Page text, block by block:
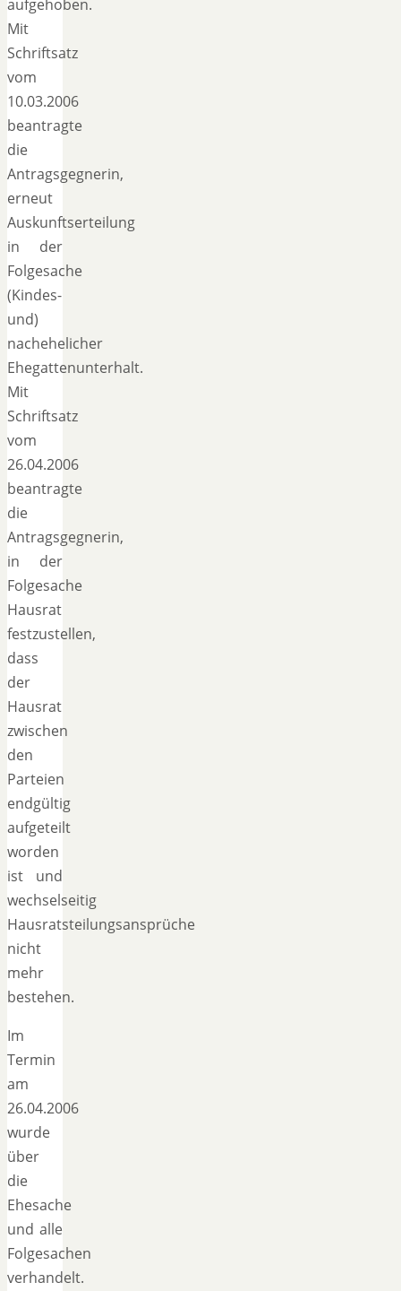
aufgehoben.
Mit
Schriftsatz
vom
10.03.2006
beantragte
die
Antragsgegnerin,
erneut
Auskunftserteilung
in der
Folgesache
(Kindes-
und)
nachehelicher
Ehegattenunterhalt.
Mit
Schriftsatz
vom
26.04.2006
beantragte
die
Antragsgegnerin,
in der
Folgesache
Hausrat
festzustellen,
dass
der
Hausrat
zwischen
den
Parteien
endgültig
aufgeteilt
worden
ist und
wechselseitig
Hausratsteilungsansprüche
nicht
mehr
bestehen.
Im
Termin
am
26.04.2006
wurde
über
die
Ehesache
und alle
Folgesachen
verhandelt.